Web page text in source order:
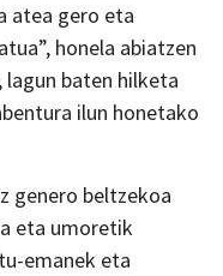
atea gero eta
honela abiatzen
lagun baten hilketa
ilun honetako
genero beltzekoa
eta umoretik
emanek eta